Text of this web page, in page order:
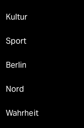
Kultur
Sport
Berlin
Nord
Wahrheit